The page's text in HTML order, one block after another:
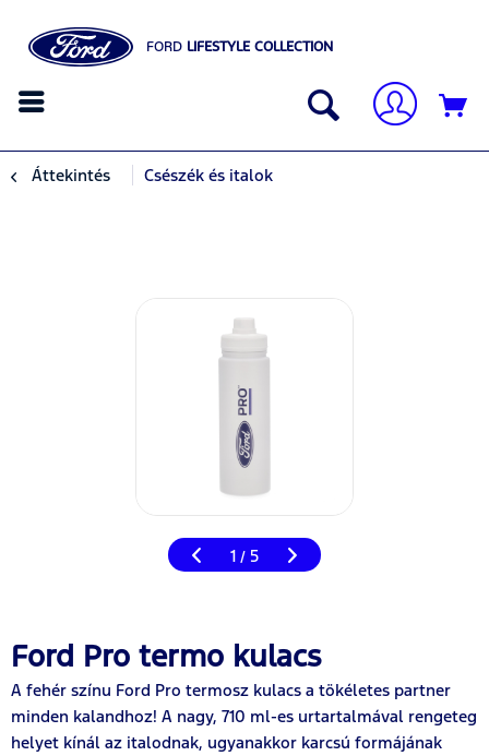
FORD LIFESTYLE COLLECTION
Áttekintés Csészék és italok
1 / 5
Ford Pro termo kulacs
A fehér színu Ford Pro termosz kulacs a tökéletes partner
minden kalandhoz! A nagy, 710 ml-es urtartalmával rengeteg
helyet kínál az italodnak, ugyanakkor karcsú formájának